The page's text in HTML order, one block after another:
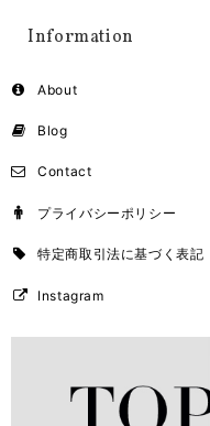
Information
About
Blog
Contact
プライバシーポリシー
特定商取引法に基づく表記
Instagram